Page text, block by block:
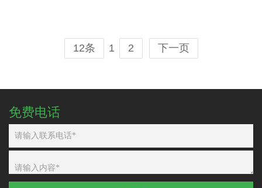
12条 1 2 下一页
免费电话